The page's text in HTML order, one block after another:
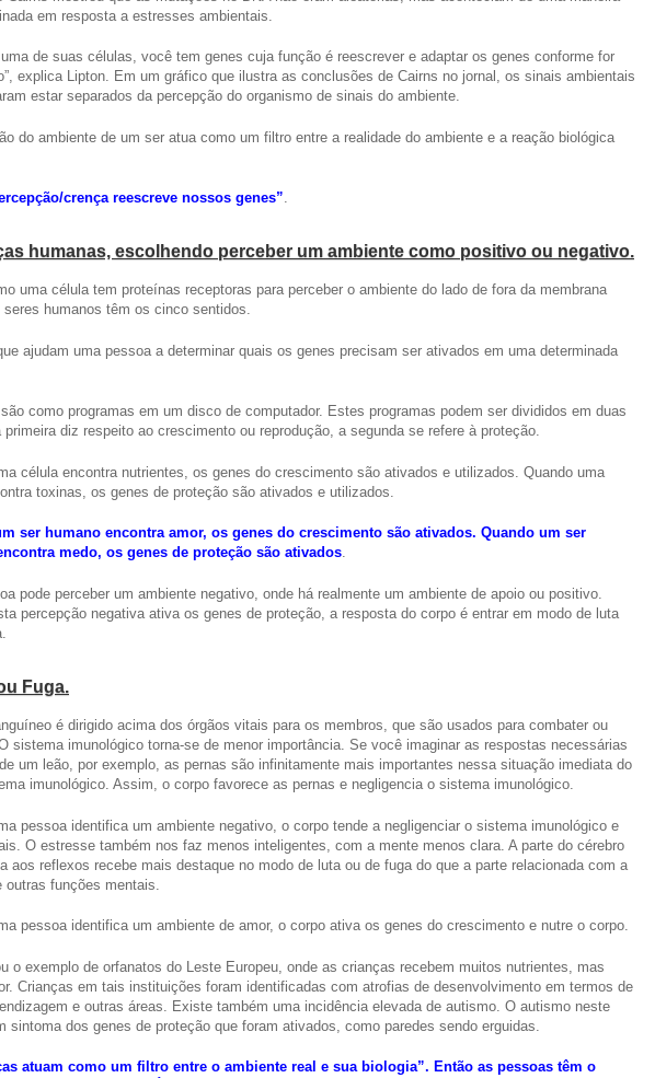
em resposta a estresses ambientais.
de suas células, você tem genes cuja função é reescrever e adaptar os genes conforme for
explica Lipton. Em um gráfico que ilustra as conclusões de Cairns no jornal, os sinais ambientais
estar separados da percepção do organismo de sinais do ambiente.
do ambiente de um ser atua como um filtro entre a realidade do ambiente e a reação biológica
crença reescreve nossos genes”.
humanas, escolhendo perceber um ambiente como positivo ou negativo.
uma célula tem proteínas receptoras para perceber o ambiente do lado de fora da membrana
seres humanos têm os cinco sentidos.
ajudam uma pessoa a determinar quais os genes precisam ser ativados em uma determinada
como programas em um disco de computador. Estes programas podem ser divididos em duas
diz respeito ao crescimento ou reprodução, a segunda se refere à proteção.
célula encontra nutrientes, os genes do crescimento são ativados e utilizados. Quando uma
toxinas, os genes de proteção são ativados e utilizados.
ser humano encontra amor, os genes do crescimento são ativados. Quando um ser
medo, os genes de proteção são ativados.
pode perceber um ambiente negativo, onde há realmente um ambiente de apoio ou positivo.
percepção negativa ativa os genes de proteção, a resposta do corpo é entrar em modo de luta
Fuga.
é dirigido acima dos órgãos vitais para os membros, que são usados para combater ou
sistema imunológico torna-se de menor importância. Se você imaginar as respostas necessárias
um leão, por exemplo, as pernas são infinitamente mais importantes nessa situação imediata do
imunológico. Assim, o corpo favorece as pernas e negligencia o sistema imunológico.
pessoa identifica um ambiente negativo, o corpo tende a negligenciar o sistema imunológico e
O estresse também nos faz menos inteligentes, com a mente menos clara. A parte do cérebro
aos reflexos recebe mais destaque no modo de luta ou de fuga do que a parte relacionada com a
outras funções mentais.
pessoa identifica um ambiente de amor, o corpo ativa os genes do crescimento e nutre o corpo.
o exemplo de orfanatos do Leste Europeu, onde as crianças recebem muitos nutrientes, mas
Crianças em tais instituições foram identificadas com atrofias de desenvolvimento em termos de
e outras áreas. Existe também uma incidência elevada de autismo. O autismo neste
sintoma dos genes de proteção que foram ativados, como paredes sendo erguidas.
atuam como um filtro entre o ambiente real e sua biologia”. Então as pessoas têm o